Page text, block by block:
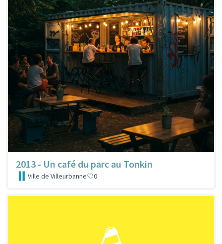
2013 - Un café du parc au Tonkin
Ville de Villeurbanne 0